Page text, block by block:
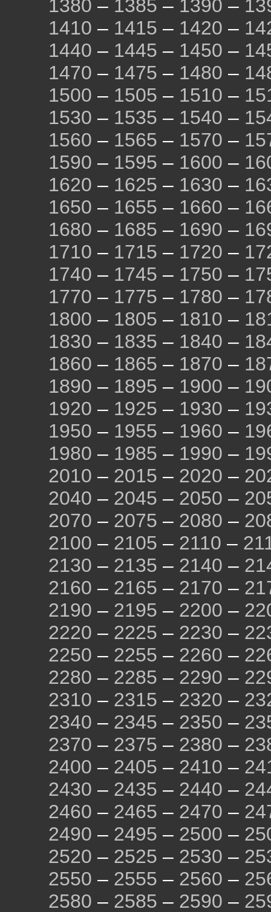
1380 – 1385 – 1390 –
1410 – 1415 – 1420 –
1440 – 1445 – 1450 –
1470 – 1475 – 1480 –
1500 – 1505 – 1510 –
1530 – 1535 – 1540 –
1560 – 1565 – 1570 –
1590 – 1595 – 1600 –
1620 – 1625 – 1630 –
1650 – 1655 – 1660 –
1680 – 1685 – 1690 –
1710 – 1715 – 1720 –
1740 – 1745 – 1750 –
1770 – 1775 – 1780 –
1800 – 1805 – 1810 –
1830 – 1835 – 1840 –
1860 – 1865 – 1870 –
1890 – 1895 – 1900 –
1920 – 1925 – 1930 –
1950 – 1955 – 1960 –
1980 – 1985 – 1990 –
2010 – 2015 – 2020 –
2040 – 2045 – 2050 –
2070 – 2075 – 2080 –
2100 – 2105 – 2110 –
2130 – 2135 – 2140 –
2160 – 2165 – 2170 –
2190 – 2195 – 2200 –
2220 – 2225 – 2230 –
2250 – 2255 – 2260 –
2280 – 2285 – 2290 –
2310 – 2315 – 2320 –
2340 – 2345 – 2350 –
2370 – 2375 – 2380 –
2400 – 2405 – 2410 –
2430 – 2435 – 2440 –
2460 – 2465 – 2470 –
2490 – 2495 – 2500 –
2520 – 2525 – 2530 –
2550 – 2555 – 2560 –
2580 – 2585 – 2590 –